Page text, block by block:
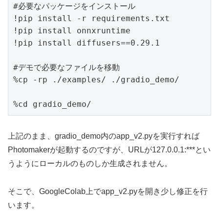
#必要なパッケージをインストール
!pip install -r requirements.txt
!pip install onnxruntime
!pip install diffusers==0.29.1
#デモで必要なファイルを移動
%cp -rp ./examples/ ./gradio_demo/
%cd gradio_demo/
上記のまま、gradio_demo内のapp_v2.pyを実行すれば
Photomakerが起動するのですが、URLが127.0.0.1:***とい
うようにローカルのものしか生成されません。
そこで、GoogleColab上でapp_v2.pyを開き少し修正を行
います。